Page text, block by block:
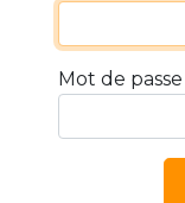
Mot de passe